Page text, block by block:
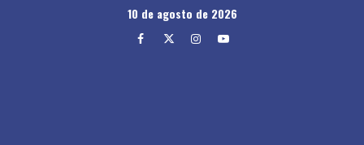
10 de agosto de 2026
Facebook
TwitterInstagram
Youtube